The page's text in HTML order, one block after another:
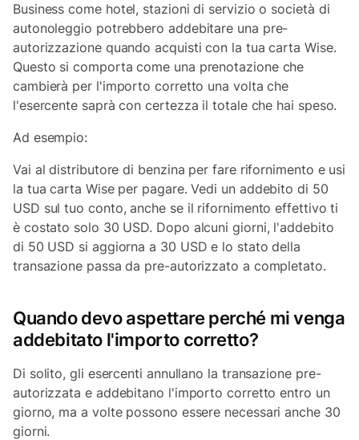
Business come hotel, stazioni di servizio o società di
autonoleggio potrebbero addebitare una pre-
autorizzazione quando acquisti con la tua carta Wise.
Questo si comporta come una prenotazione che
cambierà per l'importo corretto una volta che
l'esercente saprà con certezza il totale che hai speso.
Ad esempio:
Vai al distributore di benzina per fare rifornimento e usi
la tua carta Wise per pagare. Vedi un addebito di 50
USD sul tuo conto, anche se il rifornimento effettivo ti
è costato solo 30 USD. Dopo alcuni giorni, l'addebito
di 50 USD si aggiorna a 30 USD e lo stato della
transazione passa da pre-autorizzato a completato.
Quando devo aspettare perché mi venga
addebitato l'importo corretto?
Di solito, gli esercenti annullano la transazione pre-
autorizzata e addebitano l'importo corretto entro un
giorno, ma a volte possono essere necessari anche 30
giorni.